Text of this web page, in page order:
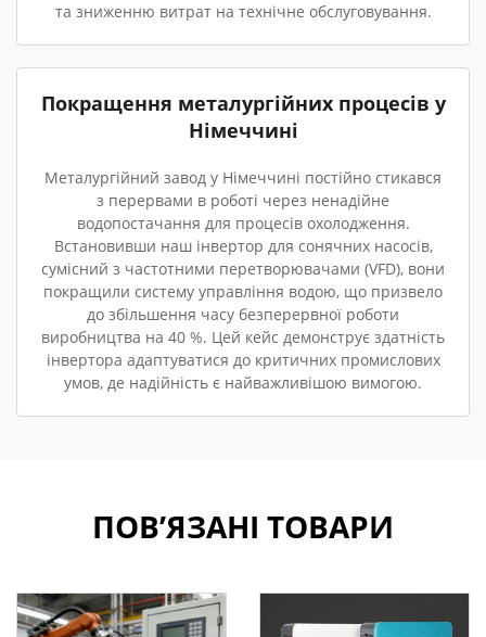
та зниженню витрат на технічне обслуговування.
Покращення металургійних процесів у
Німеччині
Металургійний завод у Німеччині постійно стикався
з перервами в роботі через ненадійне
водопостачання для процесів охолодження.
Встановивши наш інвертор для сонячних насосів,
сумісний з частотними перетворювачами (VFD), вони
покращили систему управління водою, що призвело
до збільшення часу безперервної роботи
виробництва на 40 %. Цей кейс демонструє здатність
інвертора адаптуватися до критичних промислових
умов, де надійність є найважливішою вимогою.
ПОВ’ЯЗАНІ ТОВАРИ